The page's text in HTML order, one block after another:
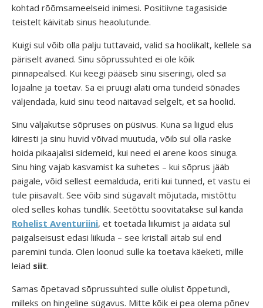
kohtad rõõmsameelseid inimesi. Positiivne tagasiside
teistelt käivitab sinus heaolutunde.
Kuigi sul võib olla palju tuttavaid, valid sa hoolikalt, kellele sa
päriselt avaned. Sinu sõprussuhted ei ole kõik
pinnapealsed. Kui keegi pääseb sinu siseringi, oled sa
lojaalne ja toetav. Sa ei pruugi alati oma tundeid sõnades
väljendada, kuid sinu teod näitavad selgelt, et sa hoolid.
Sinu väljakutse sõpruses on püsivus. Kuna sa liigud elus
kiiresti ja sinu huvid võivad muutuda, võib sul olla raske
hoida pikaajalisi sidemeid, kui need ei arene koos sinuga.
Sinu hing vajab kasvamist ka suhetes – kui sõprus jääb
paigale, võid sellest eemalduda, eriti kui tunned, et vastu ei
tule piisavalt. See võib sind sügavalt mõjutada, mistõttu
oled selles kohas tundlik. Seetõttu soovitatakse sul kanda
Rohelist Aventuriini, et toetada liikumist ja aidata sul
paigalseisust edasi liikuda – see kristall aitab sul end
paremini tunda. Olen loonud sulle ka toetava käeketi, mille
leiad siit.
Samas õpetavad sõprussuhted sulle olulist õppetundi,
milleks on hingeline sügavus. Mitte kõik ei pea olema põnev